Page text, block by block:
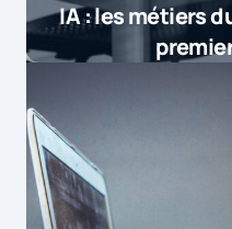
IA : les métiers